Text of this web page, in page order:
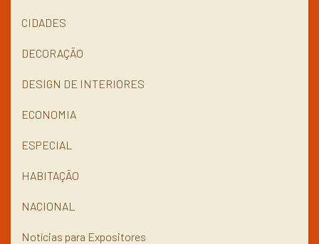
CIDADES
DECORAÇÃO
DESIGN DE INTERIORES
ECONOMIA
ESPECIAL
HABITAÇÃO
NACIONAL
Notícias para Expositores